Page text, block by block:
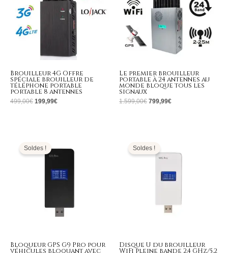
Brouilleur 4G Offre
spéciale brouilleur de
téléphone portable
portable 8 antennes
499,00€ 199,99€
Le premier brouilleur
portable à 24 antennes au
monde bloque tous les
signaux
1.599,00€ 799,99€
Soldes !
Bloqueur GPS G9 Pro pour
initial
était :
179,00€.89,99€.
Soldes !
Disque U du brouilleur
initial
était :
159,00€.
est :
79,99€.